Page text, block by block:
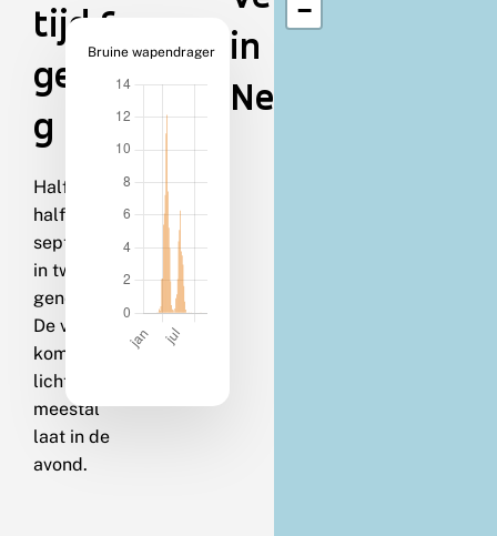
tijd &
gedra
g
Half april-
half
september
in twee
generaties.
De vlinders
komen op
licht,
meestal
laat in de
avond.
Bruine wapendrager
in
Nederland
−